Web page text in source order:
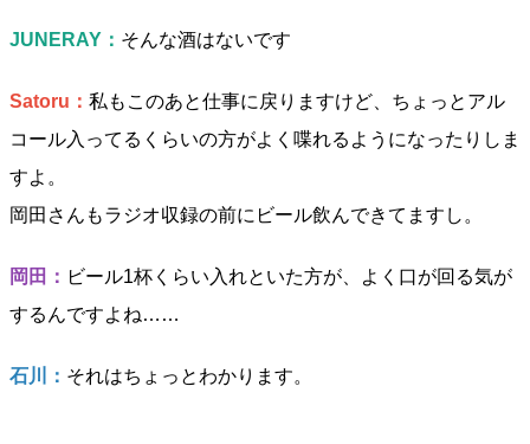
JUNERAY： そんな酒はないです
Satoru： 私もこのあと仕事に戻りますけど、ちょっとアル
コール入ってるくらいの方がよく喋れるようになったりしま
すよ。
岡田さんもラジオ収録の前にビール飲んできてますし。
岡田： ビール1杯くらい入れといた方が、よく口が回る気が
するんですよね……
石川： それはちょっとわかります。